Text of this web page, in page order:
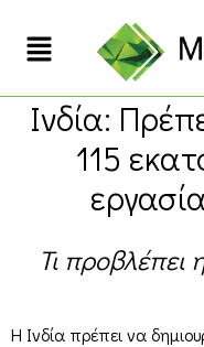
Ινδία:
115
Τι προβλέπει
Η Ινδία πρέπει να